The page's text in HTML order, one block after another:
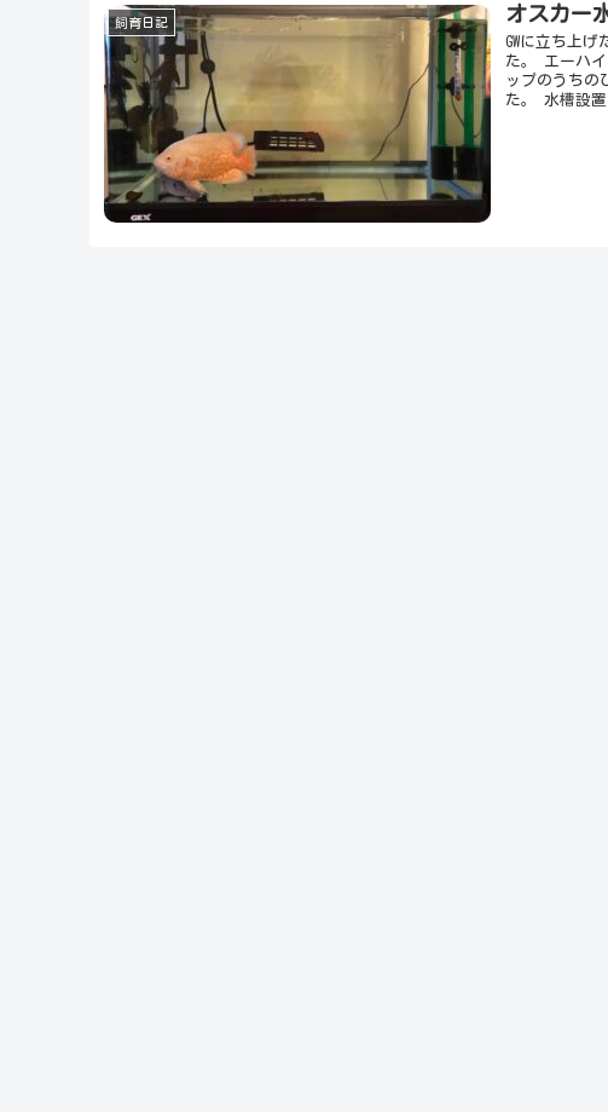
飼育日記 オスカー
GWに立ち上
た。 エーハ
ップのうちの
た。 水槽設